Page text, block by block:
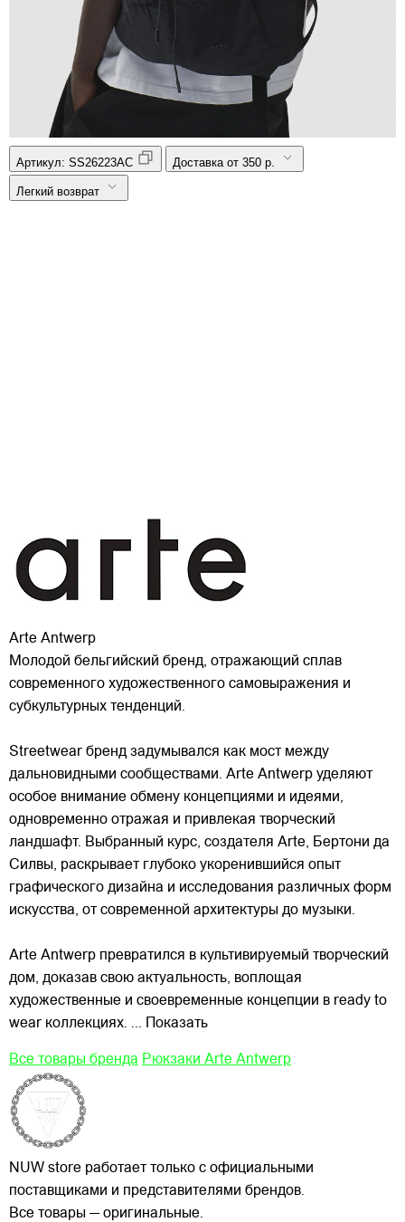
Артикул: SS26223AC Доставка от 350 р.
Легкий возврат
Arte Antwerp
Молодой бельгийский бренд, отражающий сплав
современного художественного самовыражения и
субкультурных тенденций.
Streetwear бренд задумывался как мост между
дальновидными сообществами. Arte Antwerp уделяют
особое внимание обмену концепциями и идеями,
одновременно отражая и привлекая творческий
ландшафт. Выбранный курс, создателя Arte, Бертони да
Силвы, раскрывает глубоко укоренившийся опыт
графического дизайна и исследования различных форм
искусства, от современной архитектуры до музыки.
Arte Antwerp превратился в культивируемый творческий
дом, доказав свою актуальность, воплощая
художественные и своевременные концепции в ready to
wear коллекциях. ... Показать
Все товары бренда Рюкзаки Arte Antwerp
NUW store работает только с официальными
поставщиками и представителями брендов.
Все товары — оригинальные.